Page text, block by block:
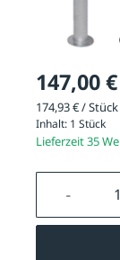
147,00 €
174,93 € /
Inhalt: 1 Stück
Lieferzeit 35